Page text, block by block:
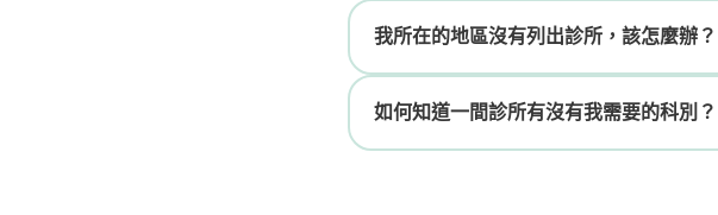
我所在的地區沒有列出診所，該怎麼辦？
如何知道一間診所有沒有我需要的科別？